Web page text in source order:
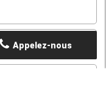
Appelez-nous